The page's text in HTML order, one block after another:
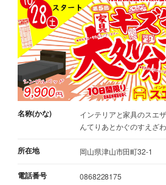
名称(かな)
インテリアと家具のスエ
んてりあとかぐのすえざ
所在地 岡山県津山市田町32-1
電話番号 0868228175